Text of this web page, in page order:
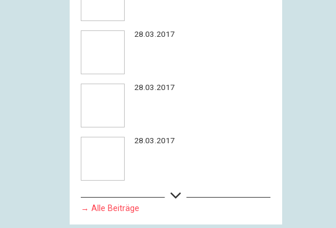
28.03.2017
28.03.2017
28.03.2017
→ Alle Beiträge